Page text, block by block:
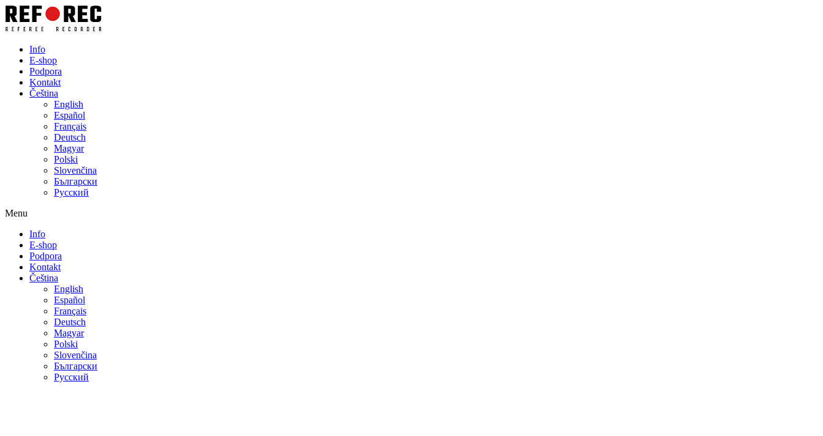
Info
E-shop
Podpora
Kontakt
Čeština
English
Español
Français
Deutsch
Magyar
Polski
Slovenčina
Български
Русский
Menu
Info
E-shop
Podpora
Kontakt
Čeština
English
Español
Français
Deutsch
Magyar
Polski
Slovenčina
Български
Русский